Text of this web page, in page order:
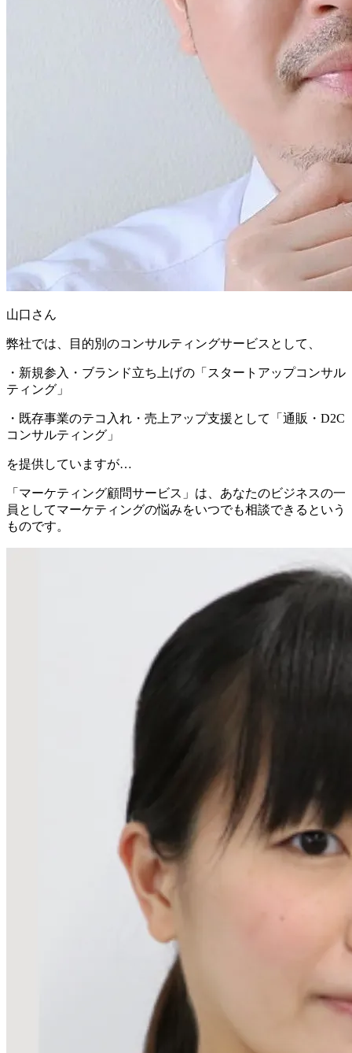
山口さん
弊社では、目的別のコンサルティングサービスとして、
・新規参入・ブランド立ち上げの「スタートアップコンサル
ティング」
・既存事業のテコ入れ・売上アップ支援として「通販・D2C
コンサルティング」
を提供していますが…
「マーケティング顧問サービス」は、あなたのビジネスの一
員としてマーケティングの悩みをいつでも相談できる という
ものです。